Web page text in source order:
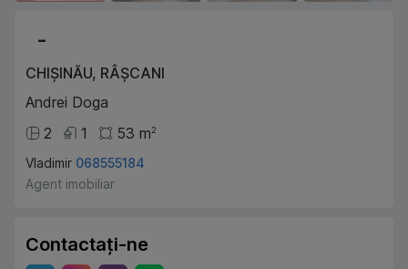
-
CHIȘINĂU, RÂȘCANI
Andrei Doga
2
1 53 m2
Vladimir 068555184
Agent imobiliar
Contactați-ne